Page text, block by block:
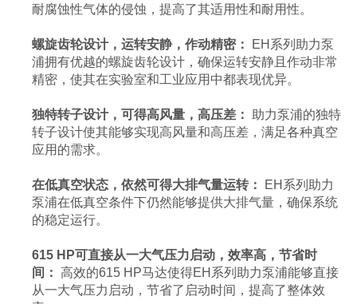
耐腐蚀性气体的侵蚀，提高了其适用性和耐用性。
螺旋齿轮设计，运转安静，作动精密：
EH系列助力泵
浦拥有优越的螺旋齿轮设计，确保运转安静且作动非常
精密，使其在实验室和工业应用中都表现优异。
独特转子设计，可得高风量，高压差：
助力泵浦的独特
转子设计使其能够实现高风量和高压差，满足各种真空
应用的需求。
在低真空状态，依然可得大排气量运转：
EH系列助力
泵浦在低真空条件下仍然能够提供大排气量，确保系统
的稳定运行。
615 HP可直接从一大气压力启动，效率高，节省时
间： 高效的615 HP马达使得EH系列助力泵浦能够直接
从一大气压力启动，节省了启动时间，提高了整体效